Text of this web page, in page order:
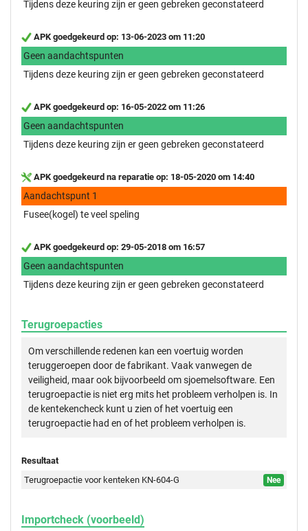
Tijdens deze keuring zijn er geen gebreken geconstateerd
APK goedgekeurd op: 13-06-2023 om 11:20
Geen aandachtspunten
Tijdens deze keuring zijn er geen gebreken geconstateerd
APK goedgekeurd op: 16-05-2022 om 11:26
Geen aandachtspunten
Tijdens deze keuring zijn er geen gebreken geconstateerd
APK goedgekeurd na reparatie op: 18-05-2020 om 14:40
Aandachtspunt 1
Fusee(kogel) te veel speling
APK goedgekeurd op: 29-05-2018 om 16:57
Geen aandachtspunten
Tijdens deze keuring zijn er geen gebreken geconstateerd
Terugroepacties
Om verschillende redenen kan een voertuig worden
teruggeroepen door de fabrikant. Vaak vanwegen de
veiligheid, maar ook bijvoorbeeld om sjoemelsoftware. Een
terugroepactie is niet erg mits het probleem verholpen is. In
de kentekencheck kunt u zien of het voertuig een
terugroepactie had en of het probleem verholpen is.
Resultaat
Terugroepactie voor kenteken KN-604-G
Nee
Importcheck (voorbeeld)